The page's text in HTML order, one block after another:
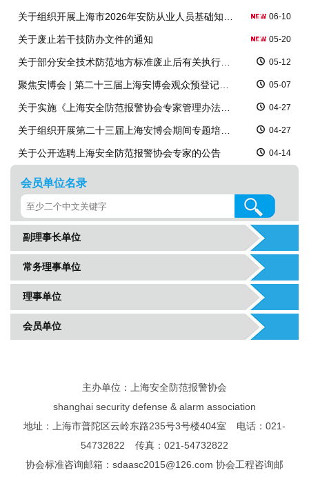
06-10
关于废止若干技防办文件的通知 05-20
05-12
05-07
04-27
04-27
关于公开选聘上海安全防范报警协会专家的公告 04-14
会员单位名录
副理事长单位
常务理事单位
理事单位
会员单位
主办单位：上海安全防范报警协会
shanghai security defense & alarm association
地址：上海市普陀区云岭东路235号3号楼404室 电话：021-
54732822 传真：021-54732822
协会标准咨询邮箱：sdaasc2015@126.com 协会工程咨询邮